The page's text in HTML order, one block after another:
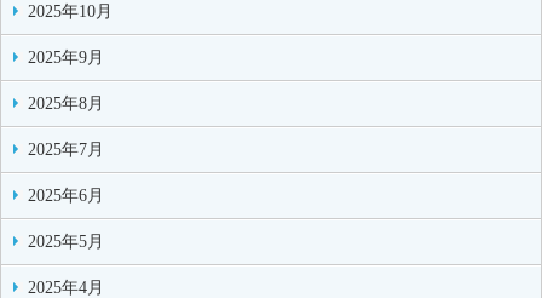
2025年10月
2025年9月
2025年8月
2025年7月
2025年6月
2025年5月
2025年4月